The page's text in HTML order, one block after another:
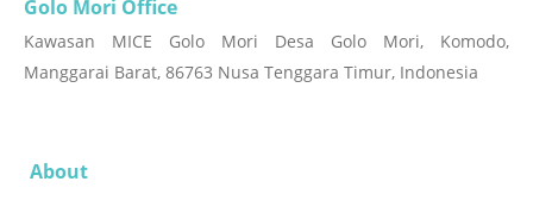
Golo Mori Office
Kawasan MICE Golo Mori Desa Golo Mori, Komodo,
Manggarai Barat, 86763 Nusa Tenggara Timur, Indonesia
About